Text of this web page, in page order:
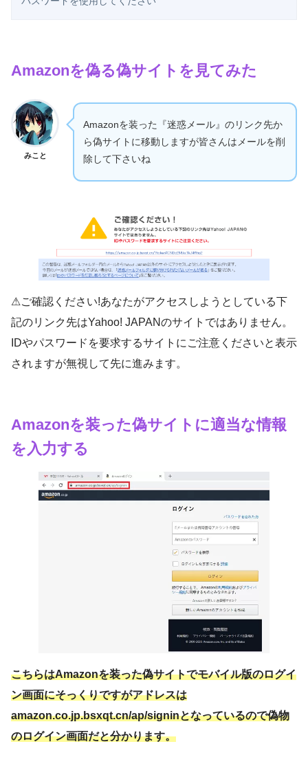
Amazonを偽る偽サイトを見てみた
みこと
Amazonを装った『迷惑メール』のリンク先か
ら偽サイトに移動しますが皆さんはメールを削
除して下さいね
⚠ご確認ください!あなたがアクセスしようとしている下
記のリンク先はYahoo! JAPANのサイトではありません。
IDやパスワードを要求するサイトにご注意くださいと表示
されますが無視して先に進みます。
Amazonを装った偽サイトに適当な情報
を入力する
こちらはAmazonを装った偽サイトでモバイル版のログイ
ン画面にそっくりですがアドレスは
amazon.co.jp.bsxqt.cn/ap/signinとなっているので偽物
のログイン画面だと分かります。